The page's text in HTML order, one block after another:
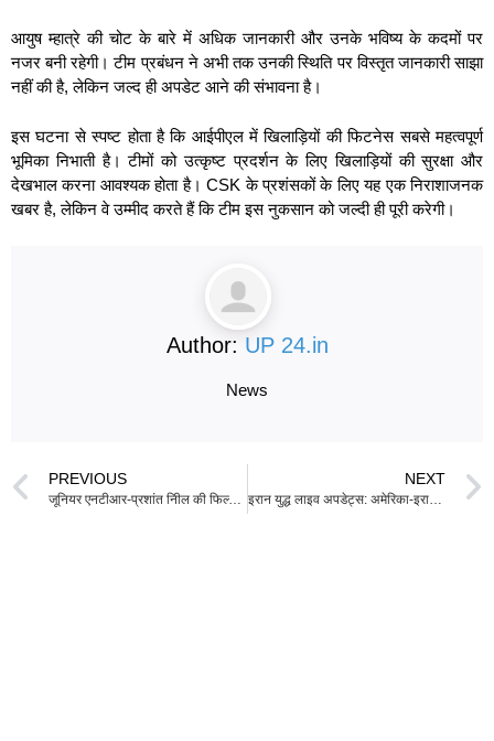
आयुष म्हात्रे की चोट के बारे में अधिक जानकारी और उनके भविष्य के कदमों पर
नजर बनी रहेगी। टीम प्रबंधन ने अभी तक उनकी स्थिति पर विस्तृत जानकारी साझा
नहीं की है, लेकिन जल्द ही अपडेट आने की संभावना है।
इस घटना से स्पष्ट होता है कि आईपीएल में खिलाड़ियों की फिटनेस सबसे महत्वपूर्ण
भूमिका निभाती है। टीमों को उत्कृष्ट प्रदर्शन के लिए खिलाड़ियों की सुरक्षा और
देखभाल करना आवश्यक होता है। CSK के प्रशंसकों के लिए यह एक निराशाजनक
खबर है, लेकिन वे उम्मीद करते हैं कि टीम इस नुकसान को जल्दी ही पूरी करेगी।
Author: UP 24.in
News
PREVIOUS
जूनियर एनटीआर-प्रशांत नीिल की फिल्म की नई रिलीज डेट घोषित; निर्माता करेंगे पहली झलक का अनावरण
NEXT
इरान युद्ध लाइव अपडेट्स: अमेरिका-इरान वार्ता में अनिश्चितता, संघर्ष विराम के समाप्ति के करीब